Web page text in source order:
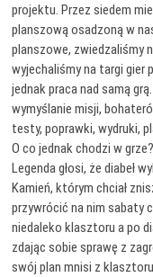
projektu. Przez siedem
planszową osadzoną w
planszowe, zwiedzaliśmy
wyjechaliśmy na targi gier
jednak praca nad samą
wymyślanie misji,
testy, poprawki, wydruki,
O co jednak chodzi w grze?
Legenda głosi, że diabeł
Kamień, którym chciał
przywrócić na nim sabaty
niedaleko klasztoru a po
zdając sobie sprawę z
swój plan mnisi z